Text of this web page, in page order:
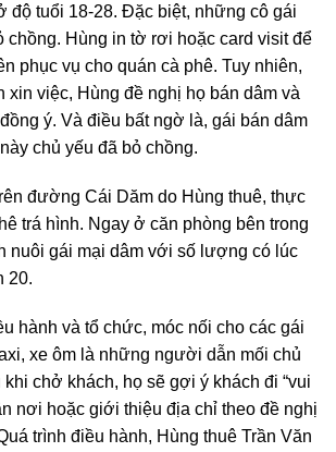
độ tuổi 18-28. Đặc biệt, những cô gái
chồng. Hùng in tờ rơi hoặc card visit để
phục vụ cho quán cà phê. Tuy nhiên,
xin việc, Hùng đề nghị họ bán dâm và
ý. Và điều bất ngờ là, gái bán dâm
chủ yếu đã bỏ chồng.
đường Cái Dăm do Hùng thuê, thực
trá hình. Ngay ở căn phòng bên trong
nuôi gái mại dâm với số lượng có lúc
20.
hành và tổ chức, móc nối cho các gái
xe ôm là những người dẫn mối chủ
chở khách, họ sẽ gợi ý khách đi “vui
nơi hoặc giới thiệu địa chỉ theo đề nghị
trình điều hành, Hùng thuê Trần Văn